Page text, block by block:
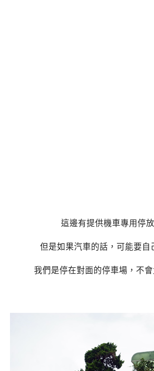
這邊有提供機車專用停
但是如果汽車的話，可能要自
我們是停在對面的停車場，不